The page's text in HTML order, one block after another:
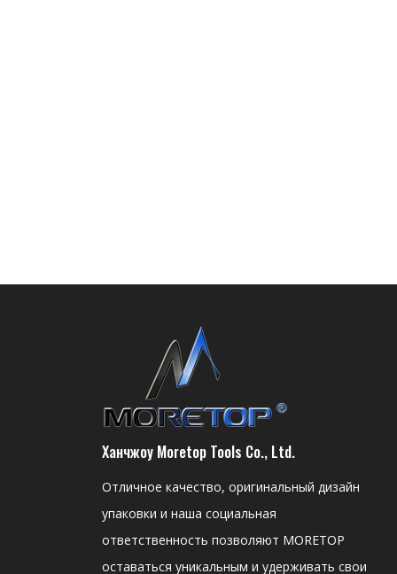
Ханчжоу Moretop Tools Co., Ltd.
Отличное качество, оригинальный дизайн
упаковки и наша социальная
ответственность позволяют MORETOP
оставаться уникальным и удерживать свои